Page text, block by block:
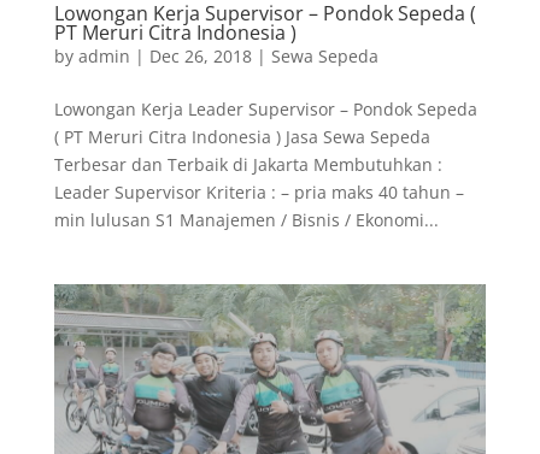
Lowongan Kerja Supervisor – Pondok Sepeda (
PT Meruri Citra Indonesia )
by admin | Dec 26, 2018| Sewa Sepeda
Lowongan Kerja Leader Supervisor – Pondok Sepeda
( PT Meruri Citra Indonesia ) Jasa Sewa Sepeda
Terbesar dan Terbaik di Jakarta Membutuhkan :
Leader Supervisor Kriteria : – pria maks 40 tahun –
min lulusan S1 Manajemen / Bisnis / Ekonomi...